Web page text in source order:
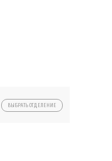
ВЫБРАТЬ ОТДЕЛЕНИЕ